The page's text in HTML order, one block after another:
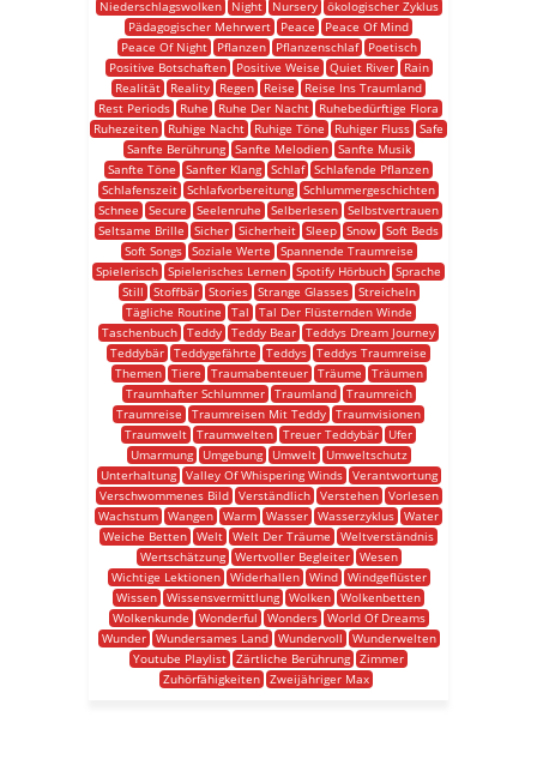
Niederschlagswolken
Night Nursery
ökologischer Zyklus
Pädagogischer Mehrwert
Peace
Peace Of Mind
Peace Of Night
Pflanzen Pflanzenschlaf
Poetisch
Positive Botschaften
Positive Weise Quiet River
Rain
Realität
Reality Regen Reise
Reise Ins Traumland
Rest Periods
Ruhe Ruhe Der Nacht
Ruhebedürftige Flora
Ruhezeiten
Ruhige Nacht Ruhige Töne Ruhiger Fluss Safe
Sanfte Berührung
Sanfte Melodien
Sanfte Musik
Sanfte Töne
Sanfter Klang Schlaf Schlafende Pflanzen
Schlafenszeit Schlafvorbereitung Schlummergeschichten
Schnee
Secure Seelenruhe Selberlesen Selbstvertrauen
Seltsame Brille
Sicher Sicherheit Sleep Snow Soft Beds
Soft Songs
Soziale Werte
Spannende Traumreise
Spielerisch Spielerisches Lernen Spotify Hörbuch Sprache
Still
Stoffbär Stories Strange Glasses
Streicheln
Tägliche Routine
Tal
Tal Der Flüsternden Winde
Taschenbuch Teddy Teddy Bear Teddys Dream Journey
Teddybär Teddygefährte Teddys Teddys Traumreise
Themen
Tiere Traumabenteuer Träume
Träumen
Traumhafter Schlummer
Traumland
Traumreich
Traumreise
Traumreisen Mit Teddy Traumvisionen
Traumwelt Traumwelten Treuer Teddybär
Ufer
Umarmung
Umgebung Umwelt
Umweltschutz
Unterhaltung
Valley Of Whispering Winds
Verantwortung
Verschwommenes Bild
Verständlich Verstehen
Vorlesen
Wachstum Wangen Warm Wasser Wasserzyklus Water
Weiche Betten Welt Welt Der Träume
Weltverständnis
Wertschätzung
Wertvoller Begleiter
Wesen
Wichtige Lektionen
Widerhallen Wind
Windgeflüster
Wissen Wissensvermittlung Wolken Wolkenbetten
Wolkenkunde
Wonderful Wonders
World Of Dreams
Wunder
Wundersames Land Wundervoll
Wunderwelten
Youtube Playlist Zärtliche Berührung Zimmer
Zuhörfähigkeiten
Zweijähriger Max